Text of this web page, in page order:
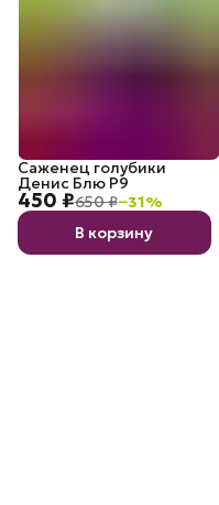
450 ₽650 ₽−31%
Саженец голубики
Денис Блю P9
В корзину